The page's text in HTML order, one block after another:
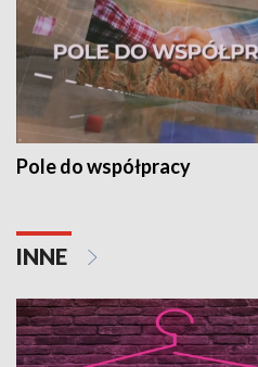
Pole do współpracy
INNE